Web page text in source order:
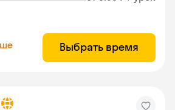
Выбрать время